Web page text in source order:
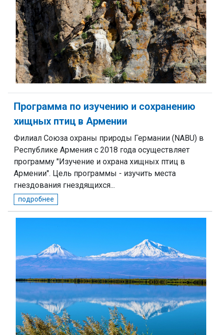
Программа по изучению и сохранению
хищных птиц в Армении
Филиал Союза охраны природы Германии (NABU) в
Республике Армения с 2018 года осуществляет
программу "Изучение и охрана хищных птиц в
Армении". Цель программы - изучить места
гнездования гнездящихся...
подробнее